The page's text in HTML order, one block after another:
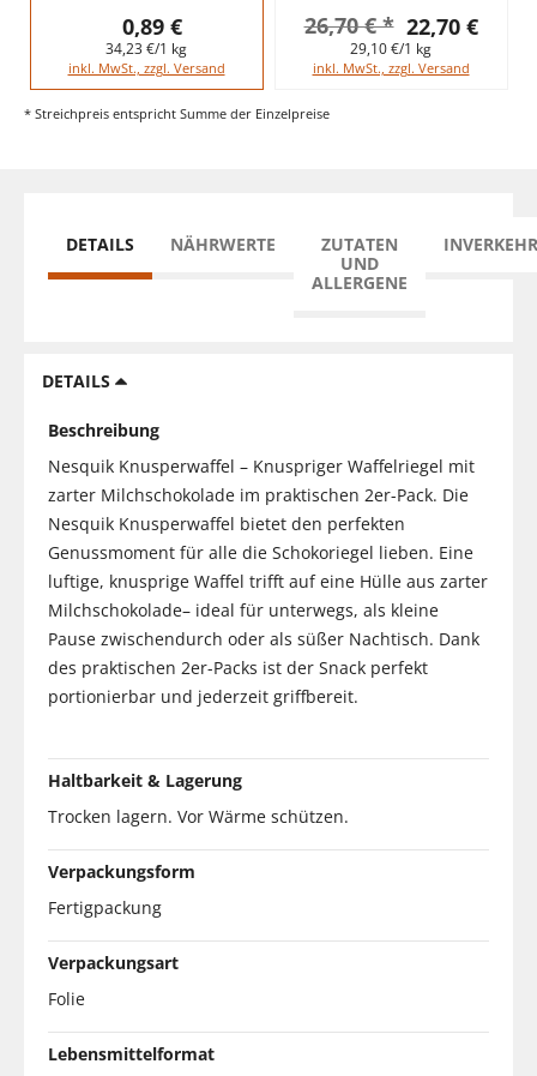
0,89 €
34,23 €/1 kg
inkl. MwSt., zzgl. Versand
22,70 €
26,70 € *
29,10 €/1 kg
inkl. MwSt., zzgl. Versand
* Streichpreis entspricht Summe der Einzelpreise
DETAILS NÄHRWERTE
ZUTATEN
UND
ALLERGENE
DETAILS
Beschreibung
Nesquik Knusperwaffel – Knuspriger Waffelriegel mit
zarter Milchschokolade im praktischen 2er-Pack. Die
Nesquik Knusperwaffel bietet den perfekten
Genussmoment für alle die Schokoriegel lieben. Eine
luftige, knusprige Waffel trifft auf eine Hülle aus zarter
Milchschokolade– ideal für unterwegs, als kleine
Pause zwischendurch oder als süßer Nachtisch. Dank
des praktischen 2er-Packs ist der Snack perfekt
portionierbar und jederzeit griffbereit.
Haltbarkeit & Lagerung
Trocken lagern. Vor Wärme schützen.
Verpackungsform
Fertigpackung
Verpackungsart
Folie
Lebensmittelformat